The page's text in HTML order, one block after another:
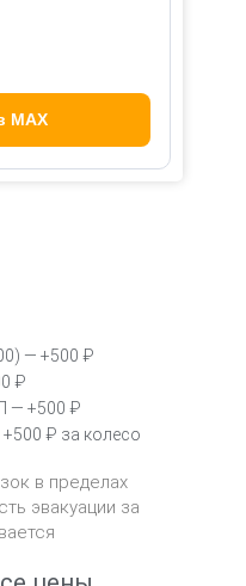
MAX
— +500 ₽
₽
— +500 ₽
₽ за колесо
в пределах
эвакуации за